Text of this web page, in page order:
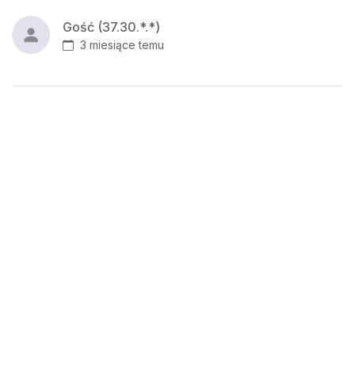
Gość (37.30.*.*)
3 miesiące temu